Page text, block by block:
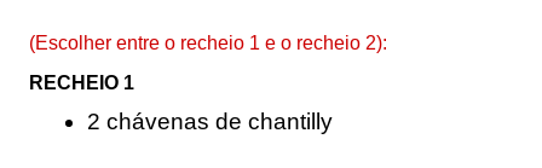
(Escolher entre o recheio 1 e o recheio 2):
RECHEIO 1
2 chávenas de chantilly